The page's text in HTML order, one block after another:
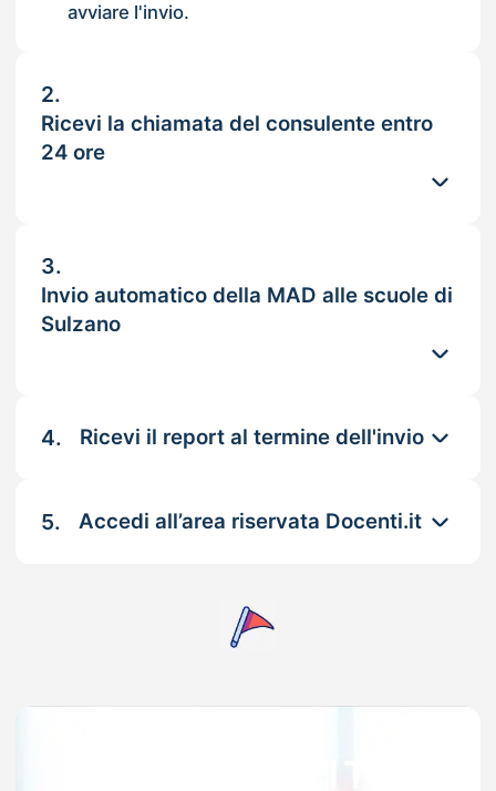
avviare l'invio.
2.
Ricevi la chiamata del consulente entro
24 ore
3.
Invio automatico della MAD alle scuole di
Sulzano
4. Ricevi il report al termine dell'invio
5. Accedi all’area riservata Docenti.it